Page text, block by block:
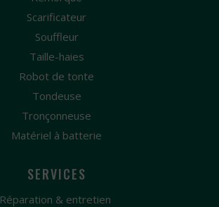
Scarificateur
Souffleur
Taille-haies
Robot de tonte
Tondeuse
Tronçonneuse
Matériel à batterie
SERVICES
Réparation & entretien